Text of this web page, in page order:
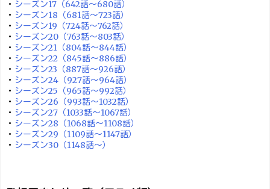
・ シーズン17（642話～680話）
・ シーズン18（681話～723話）
・ シーズン19（724話～762話）
・ シーズン20（763話～803話）
・ シーズン21（804話～844話）
・ シーズン22（845話～886話）
・ シーズン23（887話～926話）
・ シーズン24（927話～964話）
・ シーズン25（965話～992話）
・ シーズン26（993話～1032話）
・ シーズン27（1033話～1067話）
・ シーズン28（1068話～1108話）
・ シーズン29（1109話～1147話）
・ シーズン30（1148話～）